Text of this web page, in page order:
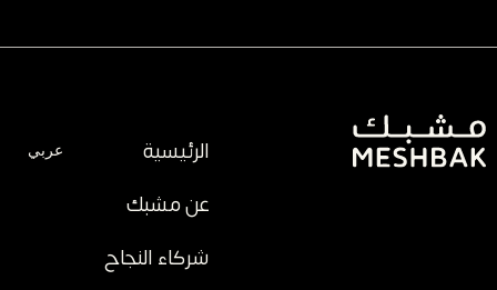
الرئيسية
عن مشبك
شركاء النجاح
عربي